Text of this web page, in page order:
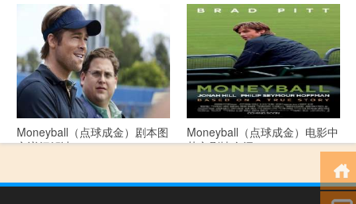
《大数据时代》 PDF文档下载
Moneyball（点球成金）剧本图
文详细解读
Moneyball（点球成金）电影中
英文剧情介绍